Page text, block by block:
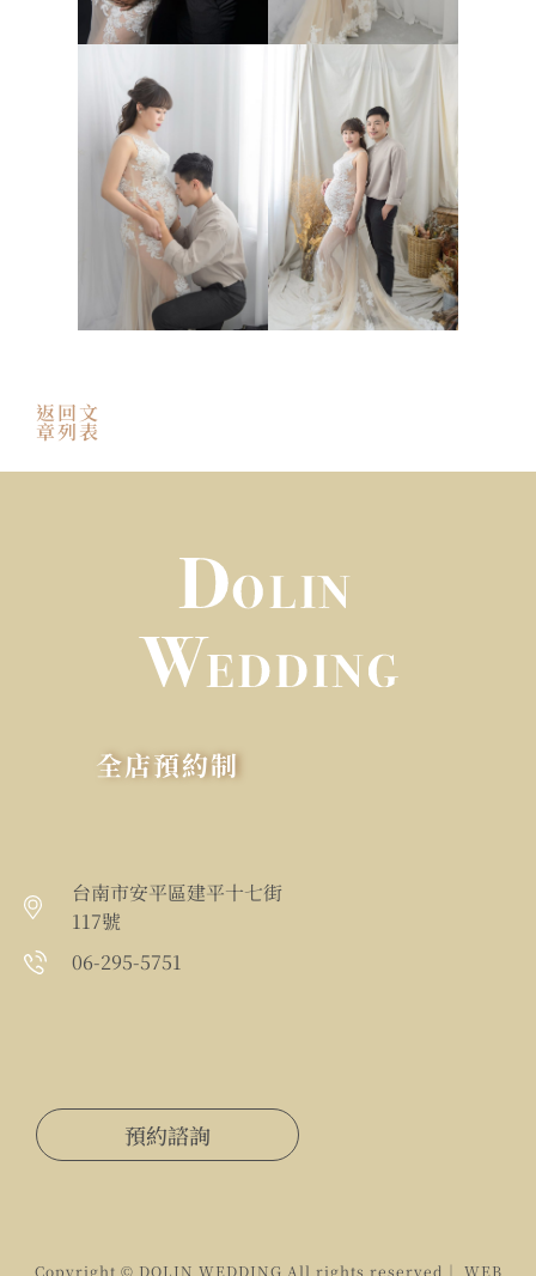
返回文
章列表
全店預約制
台南市安平區建平十七街
117號
06-295-5751
預約諮詢
Copyright © DOLIN WEDDING All rights reserved｜ WEB